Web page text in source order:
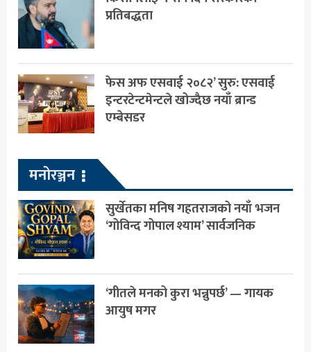
प्रतिबद्धता
फेस अफ एसवाई २०८२’ सुरु: एसवाई
इन्टरटेन्टमेन्टले खोज्दैछ नयाँ ब्रान्ड
एम्बेसडर
मनोरञ्जन
सुर्खेतका मनिष गहतराजको नयाँ भजन
‘गोविन्द गोपाल श्याम’ सार्वजनिक
‘गीतले मनको कुरा भन्नुपर्छ’ — गायक
आयुष मगर